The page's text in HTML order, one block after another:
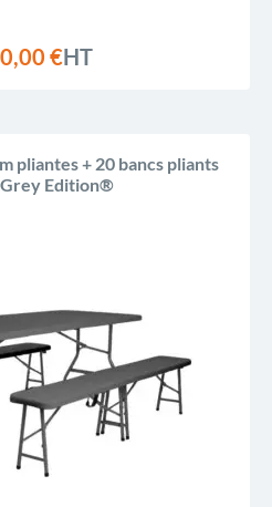
€HT
pliantes + 20 bancs pliants
Edition®